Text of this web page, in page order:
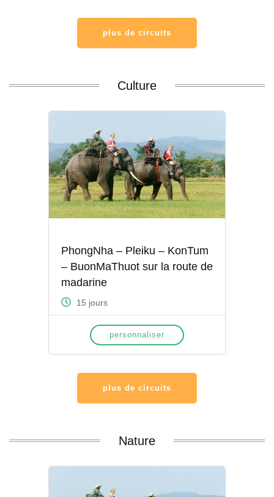
plus de circuits
Culture
PhongNha – Pleiku – KonTum
– BuonMaThuot sur la route de
madarine
15 jours
personnaliser
plus de circuits
Nature